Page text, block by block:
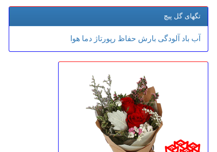
تگهای گل پیچ
آب باد آلودگی بارش حفاظ رپورتاژ دما هوا